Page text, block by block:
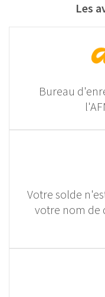
Les
Bureau
Votre solde
votre nom de